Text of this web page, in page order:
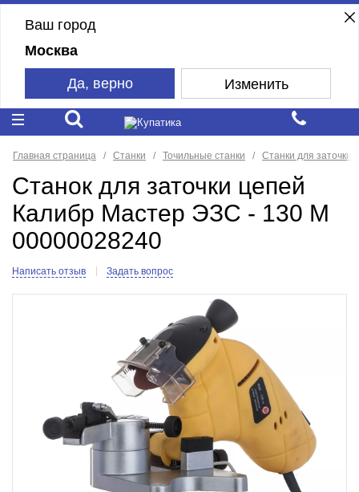
Ваш город
Москва
Да, верно Изменить
Главная страница Станки Точильные станки Станки для заточки
Станок для заточки цепей
Калибр Мастер ЭЗС - 130 М
00000028240
Написать отзыв Задать вопрос